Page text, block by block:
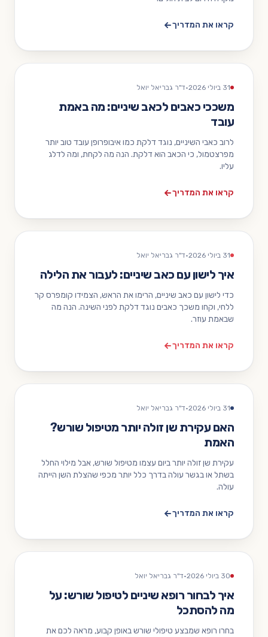
קראו את המדריך
31 ביולי 2026 ·ד"ר גבריאל יואל
משככי כאבים לכאב שיניים: מה באמת
עובד
לרוב כאבי השיניים, נוגד דלקת כמו איבופרופן עובד טוב יותר
מפרצטמול, כי הכאב הוא דלקת. הנה מה לקחת, ומה לדלג
עליו.
קראו את המדריך
31 ביולי 2026 ·ד"ר גבריאל יואל
איך לישון עם כאב שיניים: לעבור את הלילה
כדי לישון עם כאב שיניים, הרימו את הראש, הצמידו קומפרס קר
ללחי, וקחו משכך כאבים נוגד דלקת לפני השינה. הנה מה
שבאמת עוזר.
קראו את המדריך
31 ביולי 2026 ·ד"ר גבריאל יואל
האם עקירת שן זולה יותר מטיפול שורש?
האמת
עקירת שן זולה יותר ביום עצמו מטיפול שורש, אבל מילוי החלל
בשתל או בגשר עולה בדרך כלל יותר מכפי שהצלת השן הייתה
עולה.
קראו את המדריך
30 ביולי 2026 ·ד"ר גבריאל יואל
איך לבחור רופא שיניים לטיפול שורש: על
מה להסתכל
בחרו רופא שמבצע טיפולי שורש באופן קבוע, מראה לכם את